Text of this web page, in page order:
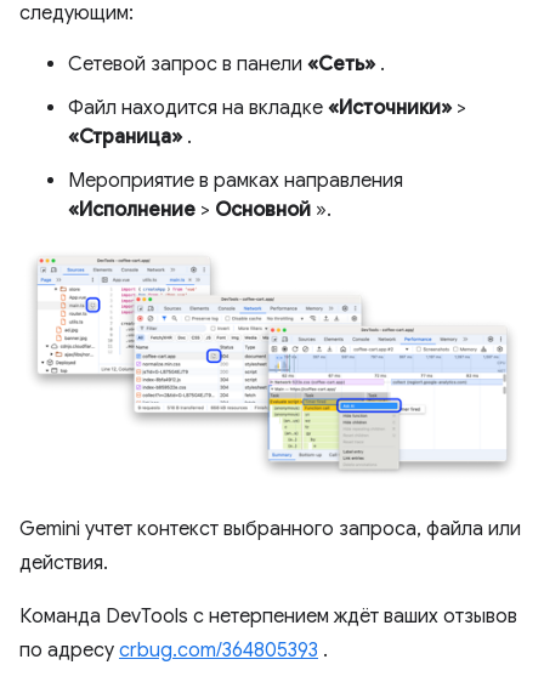
следующим:
Сетевой запрос в панели «Сеть» .
Файл находится на вкладке «Источники» >
«Страница» .
Мероприятие в рамках направления
«Исполнение > Основной ».
Gemini учтет контекст выбранного запроса, файла или
действия.
Команда DevTools с нетерпением ждёт ваших отзывов
по адресу crbug.com/364805393 .